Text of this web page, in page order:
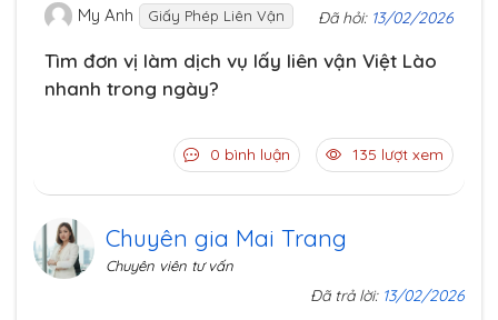
My Anh Giấy Phép Liên Vận Đã hỏi: 13/02/2026
Tìm đơn vị làm dịch vụ lấy liên vận Việt Lào
nhanh trong ngày?
0 bình luận 135 lượt xem
Chuyên gia Mai Trang
Chuyên viên tư vấn
Đã trả lời: 13/02/2026